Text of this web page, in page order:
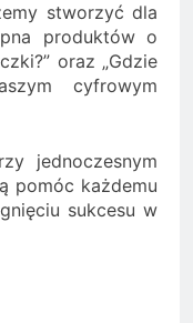
stworzyć dla
produktów o
oraz „Gdzie
cyfrowym
jednoczesnym
pomóc każdemu
sukcesu w